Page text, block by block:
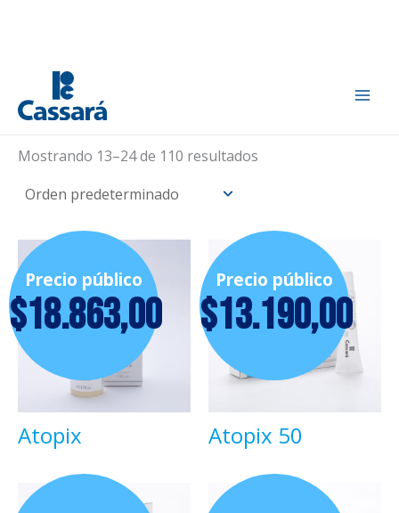
contenido
/Dermatología
Dermatología
Mostrando 13–24 de 110 resultados
Precio público
$18.863,00
Atopix
Precio público
$13.190,00
Atopix 50